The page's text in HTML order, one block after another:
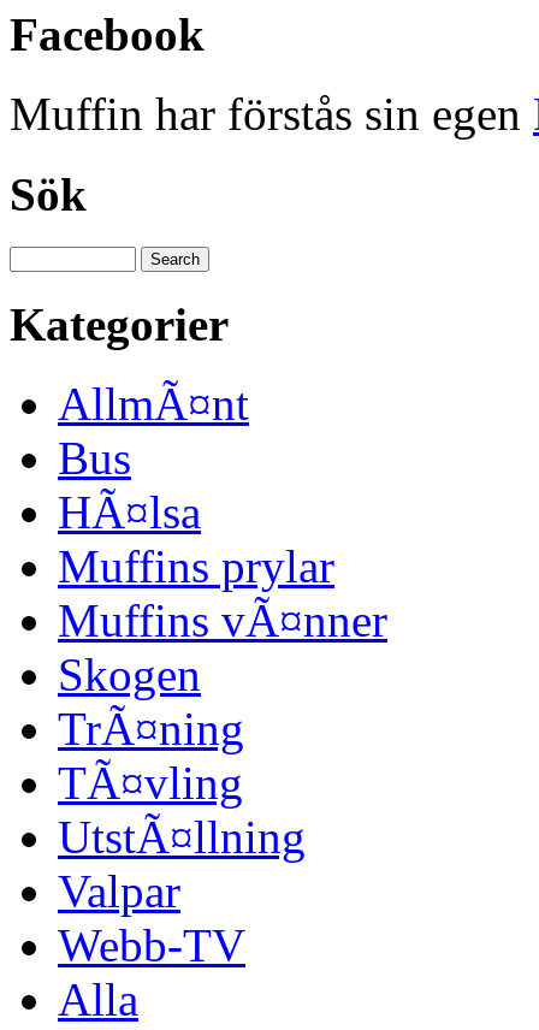
Facebook
Muffin har förstås sin egen
Sök
Kategorier
AllmÃ¤nt
Bus
HÃ¤lsa
Muffins prylar
Muffins vÃ¤nner
Skogen
TrÃ¤ning
TÃ¤vling
UtstÃ¤llning
Valpar
Webb-TV
Alla